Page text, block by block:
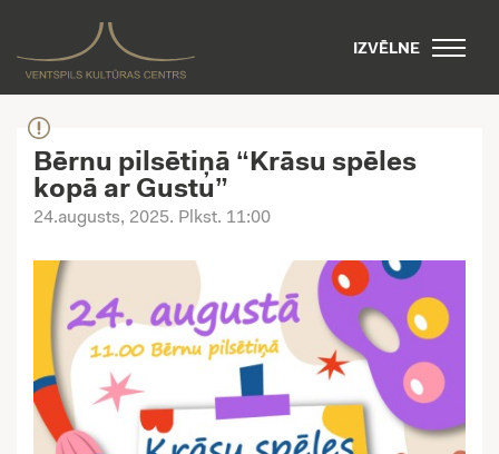
IZVĒLNE
Bērnu pilsētiņā “Krāsu spēles
kopā ar Gustu”
24.augusts, 2025. Plkst. 11:00